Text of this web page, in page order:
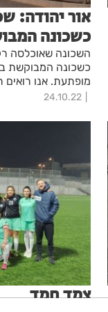
אור יהודה:
כשכונה
כשכונה המבוקשת
מופתעת. אנו
קצוות הארץ. אנו
24.10.22
צמד חמד